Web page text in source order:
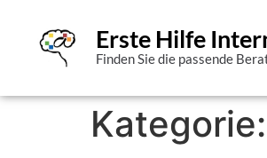
Erste Hilfe
Finden Sie die passende
Kategorie: